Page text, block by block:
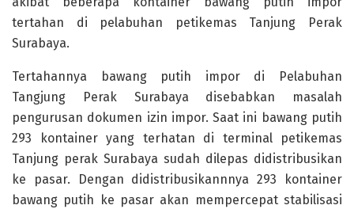
tertahan di pelabuhan petikemas Tanjung Perak
Surabaya.
Tertahannya bawang putih impor di Pelabuhan
Tangjung Perak Surabaya disebabkan masalah
pengurusan dokumen izin impor. Saat ini bawang putih
293 kontainer yang terhatan di terminal petikemas
Tanjung perak Surabaya sudah dilepas didistribusikan
ke pasar. Dengan didistribusikannnya 293 kontainer
bawang putih ke pasar akan mempercepat stabilisasi